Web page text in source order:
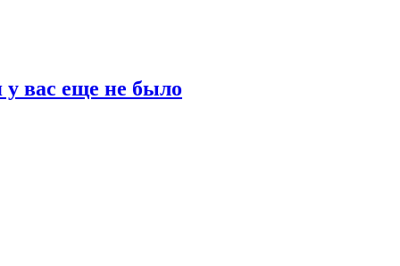
у вас еще не было